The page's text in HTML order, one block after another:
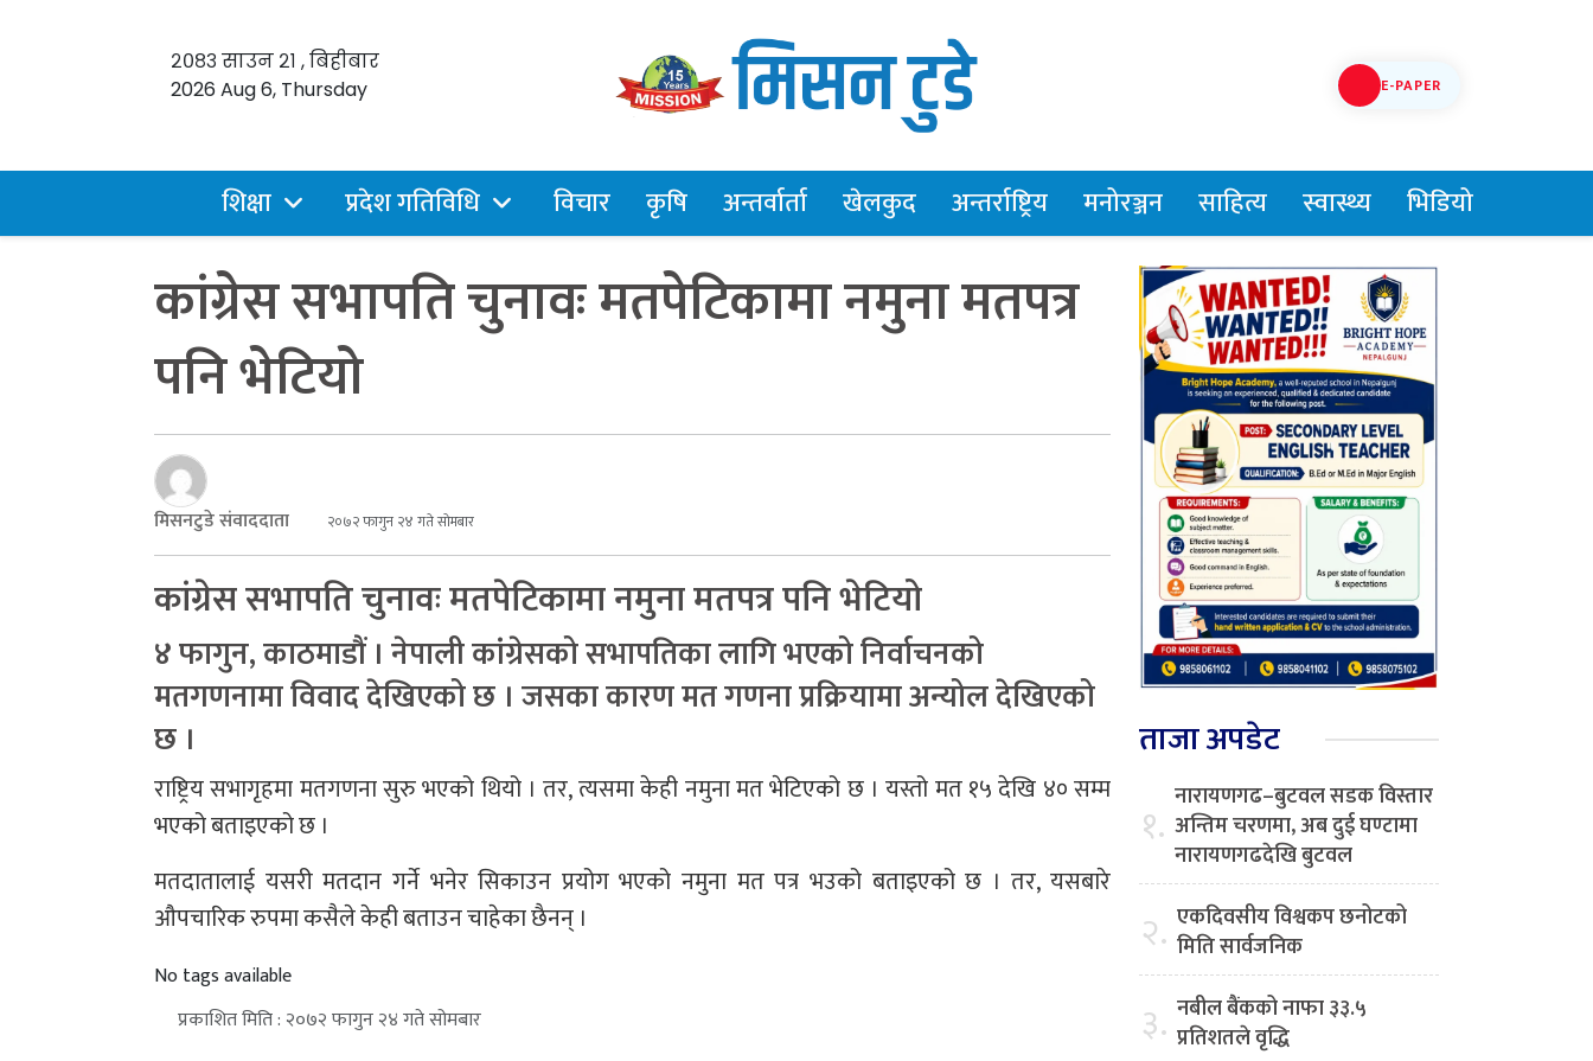
२०८३ साउन २१ , बिहीबार
2026 Aug 6, Thursday
E-PAPER
शिक्षा प्रदेश गतिविधि विचार कृषि अन्तर्वार्ता खेलकुद अन्तर्राष्ट्रिय मनोरञ्जन साहित्य स्वास्थ्य भिडियो
कांग्रेस सभापति चुनावः मतपेटिकामा नमुना मतपत्र
पनि भेटियो
मिसनटुडे संवाददाता २०७२ फागुन २४ गते सोमबार
कांग्रेस सभापति चुनावः मतपेटिकामा नमुना मतपत्र पनि भेटियो
४ फागुन, काठमाडौं । नेपाली कांग्रेसको सभापतिका लागि भएको निर्वाचनको
मतगणनामा विवाद देखिएको छ । जसका कारण मत गणना प्रक्रियामा अन्योल देखिएको
छ ।
राष्ट्रिय सभागृहमा मतगणना सुरु भएको थियो । तर, त्यसमा केही नमुना मत भेटिएको छ । यस्तो मत १५ देखि ४० सम्म
भएको बताइएको छ ।
मतदातालाई यसरी मतदान गर्ने भनेर सिकाउन प्रयोग भएको नमुना मत पत्र भउको बताइएको छ । तर, यसबारे
औपचारिक रुपमा कसैले केही बताउन चाहेका छैनन् ।
No tags available
प्रकाशित मिति : २०७२ फागुन २४ गते सोमबार
ताजा अपडेट
१. नारायणगढ–बुटवल सडक विस्तार
अन्तिम चरणमा, अब दुई घण्टामा
नारायणगढदेखि बुटवल
२. एकदिवसीय विश्वकप छनोटको
मिति सार्वजनिक
३. नबील बैंकको नाफा ३३.५
प्रतिशतले वृद्धि